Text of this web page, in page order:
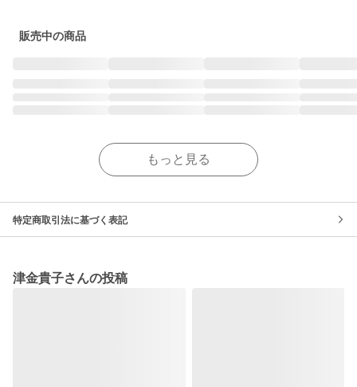
販売中の商品
もっと見る
特定商取引法に基づく表記
津金貴子さんの投稿